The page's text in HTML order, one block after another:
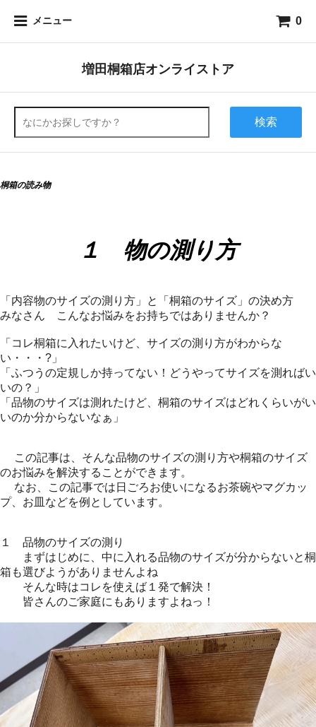
メニュー 0
増田桐箱店オンライストア
検索
桐箱の読み物
１ 物の測り方
「内容物のサイズの測り方」と「桐箱のサイズ」の決め方
みなさん こんなお悩みをお持ちではありませんか？
「コレ桐箱に入れたいけど、サイズの測り方がわからな
い・・・?」
「ふつうの定規しか持ってない！どうやってサイズを測ればい
いの？」
「品物のサイズは測れたけど、桐箱のサイズはどれくらいがい
いのか分からないなぁ」
この記事は、そんな品物のサイズの測り方や桐箱のサイズ
のお悩みを解決することができます。
なお、この記事では日ごろお使いになるお茶碗やマグカッ
プ、お皿などを例としています。
１ 品物のサイズの測り
まずはじめに、中に入れる品物のサイズが分からないと桐
箱も選びようがありませんよね
そんな時はコレを使えば１発で解決！
皆さんのご家庭にもありますよねっ！